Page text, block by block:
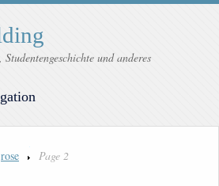
und anderes
rose Page 2